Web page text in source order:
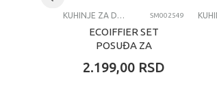
KUHINJE ZA DECU I DODACI ZA IGRU SM002549
ECOIFFIER SET
POSUĐA ZA
2.199,00 RSD